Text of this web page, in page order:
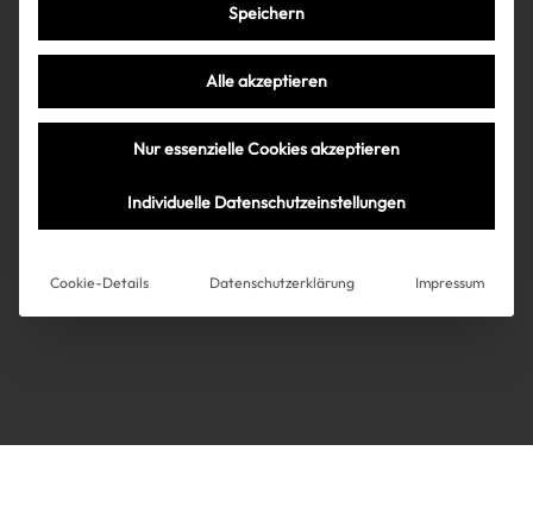
Über uns Kooperationen
AGB
Über uns
Kooperationen
Instagram
Très Click
Impressum
AGB
Speichern
Alle akzeptieren
Nur essenzielle Cookies akzeptieren
Individuelle Datenschutzeinstellungen
Cookie-Details Datenschutzerklärung Impressum